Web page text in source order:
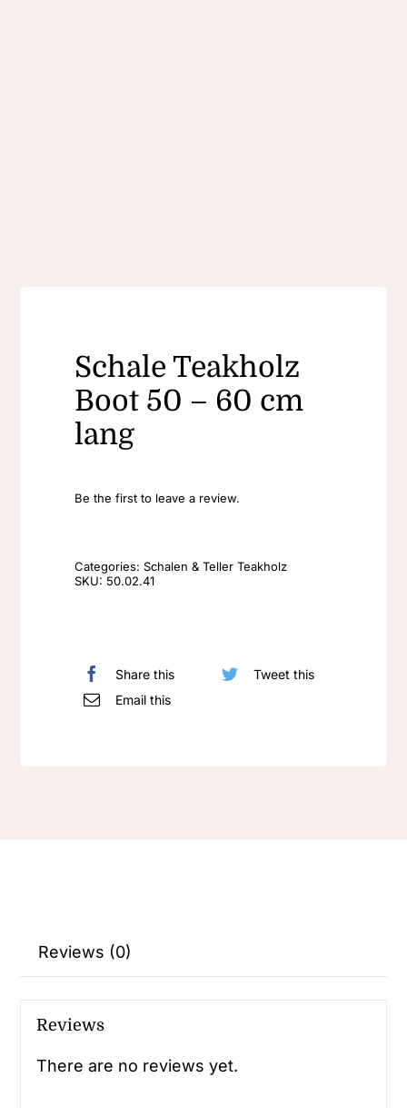
Schale Teakholz
Boot 50 – 60 cm
lang
Be the first to leave a review.
Categories:Schalen & Teller Teakholz
SKU: 50.02.41
Share this
Tweet this
Email this
Reviews (0)
Reviews
There are no reviews yet.